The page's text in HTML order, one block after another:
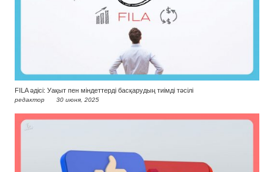
FILA әдісі: Уақыт пен міндеттерді басқарудың тиімді тәсілі
редактор 30 июня, 2025